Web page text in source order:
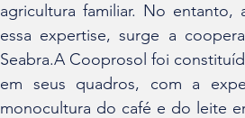
agricultura familiar. No
essa expertise, surge a
Seabra.A Cooprosol foi
em seus quadros, com a
monocultura do café e do leite